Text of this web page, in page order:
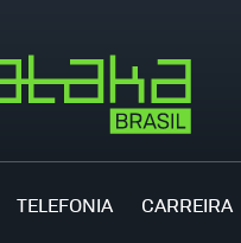
TELEFONIA CARREIRA